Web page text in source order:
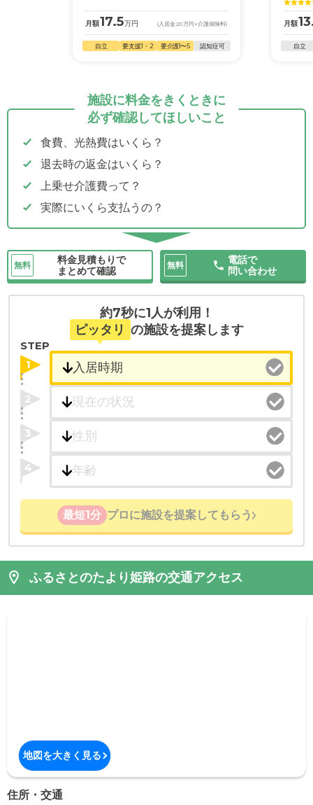
月額17.5万円 (入居金20万円 +介護保険料)
自立 要支援1・2 要介護1〜5 認知症可
月額
自立
施設に料金をきくときに
必ず確認してほしいこと
食費、光熱費はいくら？
退去時の返金はいくら？
上乗せ介護費って？
実際にいくら支払うの？
無料
料金見積もりで
まとめて確認
無料
電話で
問い合わせ
約7秒に1人が利用！
ピッタリ の施設を提案します
STEP
1
2
3
4
最短1分 プロに施設を提案してもらう
ふるさとのたより姫路の交通アクセス
地図を大きく見る
住所・交通